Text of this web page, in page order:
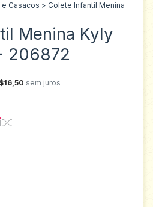
Casacos > Colete Infantil Menina
Menina Kyly
206872
sem juros